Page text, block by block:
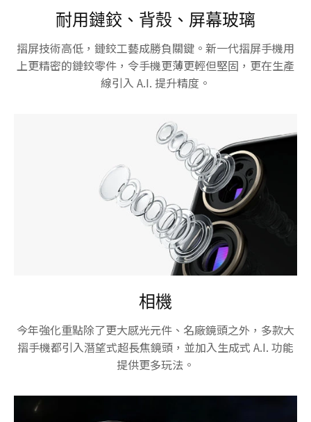
耐用鏈鉸、背殼、屏幕玻璃
摺屏技術高低，鏈鉸工藝成勝負關鍵。新一代摺屏手機用
上更精密的鏈鉸零件，令手機更薄更輕但堅固，更在生產
線引入 A.I. 提升精度。
相機
今年強化重點除了更大感光元件、名廠鏡頭之外，多款大
摺手機都引入潛望式超長焦鏡頭，並加入生成式 A.I. 功能
提供更多玩法。